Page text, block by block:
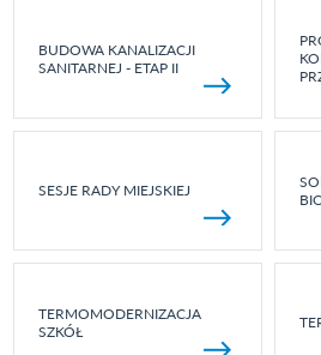
BUDOWA KANALIZACJI
SANITARNEJ - ETAP II
SESJE RADY MIEJSKIEJ
TERMOMODERNIZACJA
SZKÓŁ